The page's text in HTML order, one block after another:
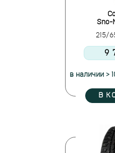
Sno-
215/
9
в наличии >
В